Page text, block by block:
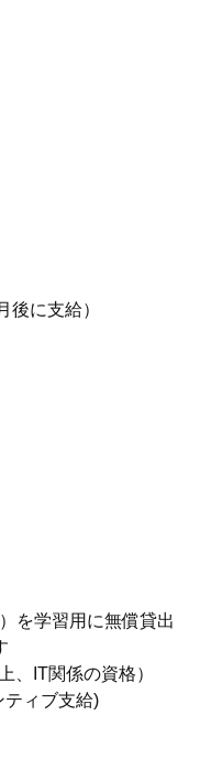
に支給）
を学習用に無償貸出
、IT関係の資格）
ティブ支給)